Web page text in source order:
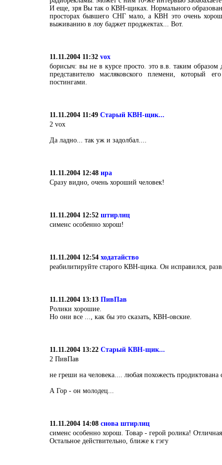
И еще, зря Вы так о КВН-щиках. Нормального
просторах бывшего СНГ мало, а КВН это очень
выживанию в лоу баджет проджектах... Вот.
11.11.2004 11:32 vox
борисыч: вы не в курсе просто. это в.в. таким образом
представителю масляковского племени, который
постингами.
11.11.2004 11:49 Старый КВН-щик...
2 vox
Да ладно... так уж и задолбал....
11.11.2004 12:48 ира
Сразу видно, очень хороший человек!
11.11.2004 12:52 штирлиц
сименс особенно хорош!
11.11.2004 12:54 ходатайство
реабилитируйте старого КВН-щика. Он исправился,
11.11.2004 13:13 ПивПав
Ролики хорошие.
Но они все ..., как бы это сказать, КВН-овские.
11.11.2004 13:22 Старый КВН-щик...
2 ПивПав
не греши на человека.... любая похожесть
А Гор - он молодец...
11.11.2004 14:08 снова штирлиц
сименс особенно хорош. Товар - герой ролика!
Остальное действительно, ближе к гэгу